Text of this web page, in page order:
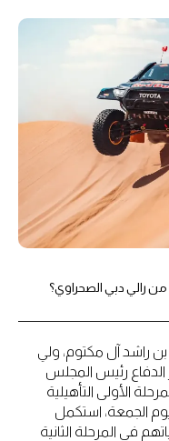
من رالي دبي الصحراوي؟
راشد آل مكتوم، ولي
الدفاع رئيس المجلس
الأولى التأهيلية
الجمعة، استكمل
في المرحلة الثانية